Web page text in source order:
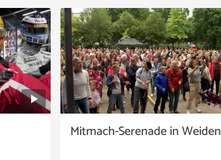
Mitmach-Serenade in Weiden